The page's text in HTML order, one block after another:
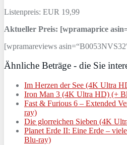
Listenpreis: EUR 19,99
Aktueller Preis: [wpramaprice
[wpramareviews
Ähnliche Beträge - die Sie
Im Herzen der See (4K Ultra
Iron Man 3 (4K Ultra HD) (+
Fast & Furious 6 – Extended
ray)
Die glorreichen Sieben (4K
Planet Erde II: Eine Erde –
Blu-ray)